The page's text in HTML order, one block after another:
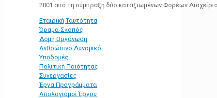
2001 από τη σύμπραξη δύο καταξιωμένων Φορέων
Εταιρική Ταυτότητα
Όραμα-Σκοπός
Δομή Οργάνωση
Ανθρώπινο Δυναμικό
Υποδομές
Πολιτική Ποιότητας
Συνεργασίες
Έργα Προγράμματα
Απολογισμοί Έργου